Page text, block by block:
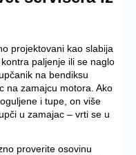
projektovani kao slabija
paljenje ili se naglo
na bendiksu
na zamajcu motora. Ako
i tupe, on više
u zamajac – vrti se u
proverite osovinu